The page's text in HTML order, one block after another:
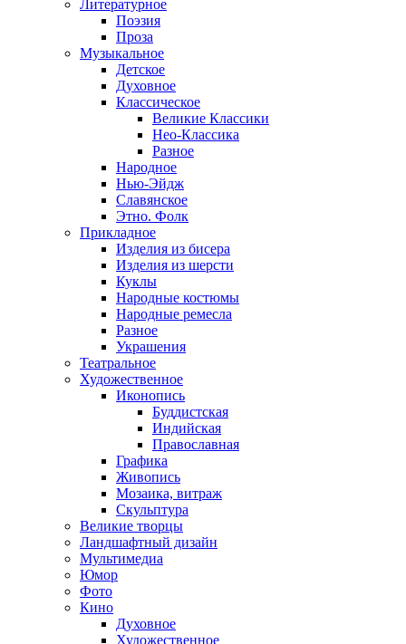
Литературное
Поэзия
Проза
Музыкальное
Детское
Духовное
Классическое
Великие Классики
Нео-Классика
Разное
Народное
Нью-Эйдж
Славянское
Этно. Фолк
Прикладное
Изделия из бисера
Изделия из шерсти
Куклы
Народные костюмы
Народные ремесла
Разное
Украшения
Театральное
Художественное
Иконопись
Буддистская
Индийская
Православная
Графика
Живопись
Мозаика, витраж
Скульптура
Великие творцы
Ландшафтный дизайн
Мультимедиа
Юмор
Фото
Кино
Духовное
Художественное